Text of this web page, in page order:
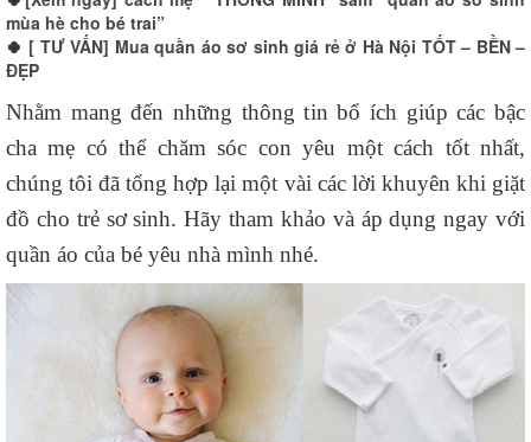
mùa hè cho bé trai”
🍀 [ TƯ VẤN] Mua quần áo sơ sinh giá rẻ ở Hà Nội TỐT – BỀN –
ĐẸP
Nhằm mang đến những thông tin bổ ích giúp các bậc
cha mẹ có thể chăm sóc con yêu một cách tốt nhất,
chúng tôi đã tổng hợp lại một vài các lời khuyên khi giặt
đồ cho trẻ sơ sinh. Hãy tham khảo và áp dụng ngay với
quần áo của bé yêu nhà mình nhé.